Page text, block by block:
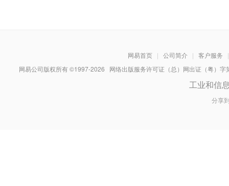
网易首页 | 公司简介 | 客户服务
|
网易公司版权所有 ©1997-2026 网络出版服务许可证（总）网出证（粤）
工业和信
分享